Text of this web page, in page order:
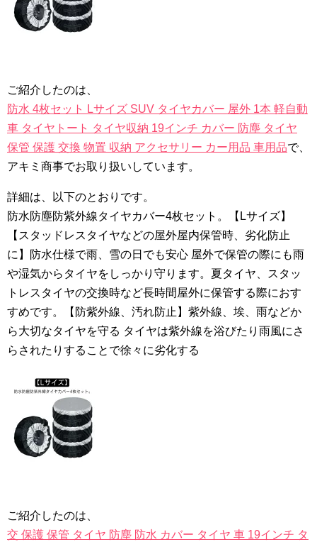
ご紹介したのは、
防水 4枚セット Lサイズ SUV タイヤカバー 屋外 1本 軽自動
車 タイヤトート タイヤ収納 19インチ カバー 防塵 タイヤ
保管 保護 交換 物置 収納 アクセサリー カー用品 車用品で、
アキミ商事でお取り扱いしています。
詳細は、以下のとおりです。
防水防塵防紫外線タイヤカバー4枚セット。【Lサイズ】
【スタッドレスタイヤなどの屋外屋内保管時、劣化防止
に】防水仕様で雨、雪の日でも安心 屋外で保管の際にも雨
や湿気からタイヤをしっかり守ります。夏タイヤ、スタッ
トレスタイヤの交換時など長時間屋外に保管する際におす
すめです。【防紫外線、汚れ防止】紫外線、埃、雨などか
ら大切なタイヤを守る タイヤは紫外線を浴びたり雨風にさ
らされたりすることで徐々に劣化する
ご紹介したのは、
交 保護 保管 タイヤ 防塵 防水 カバー タイヤ 車 19インチ タ